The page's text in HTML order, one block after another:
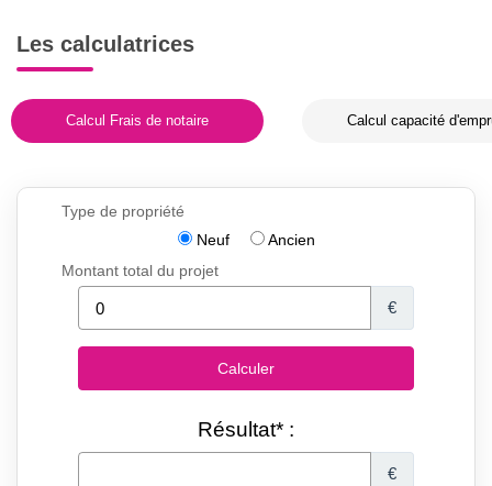
Les calculatrices
Calcul Frais de notaire Calcul capacité